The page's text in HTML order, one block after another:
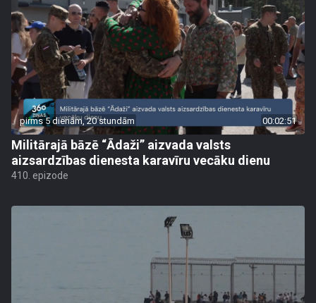
pirms 5 dienām, 20 stundām 00:02:51
Militārajā bāzē “Ādaži” aizvada valsts
aizsardzības dienesta karavīru vecāku dienu
410. epizode